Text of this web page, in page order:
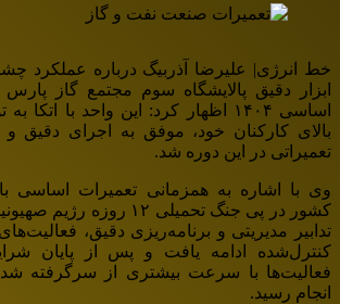
خط انرژی| علیرضا آذربیگ درباره عملکرد
ابزار دقیق پالایشگاه سوم مجتمع گاز
اساسی ۱۴۰۴ اظهار کرد: این واحد با
بالای کارکنان خود، موفق به اجرای دقیق و
تعمیراتی در این دوره شد.
وی با اشاره به همزمانی تعمیرات اساسی
کشور در پی جنگ تحمیلی ۱۲
تدابیر مدیریتی و برنامه‌ریزی دقیق،
کنترل‌شده ادامه یافت و پس از پایان
فعالیت‌ها با سرعت بیشتری از سرگرفته
انجام رسید.